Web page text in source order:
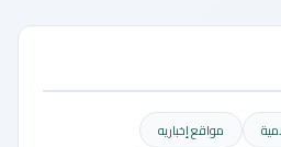
مواقع إخباريه